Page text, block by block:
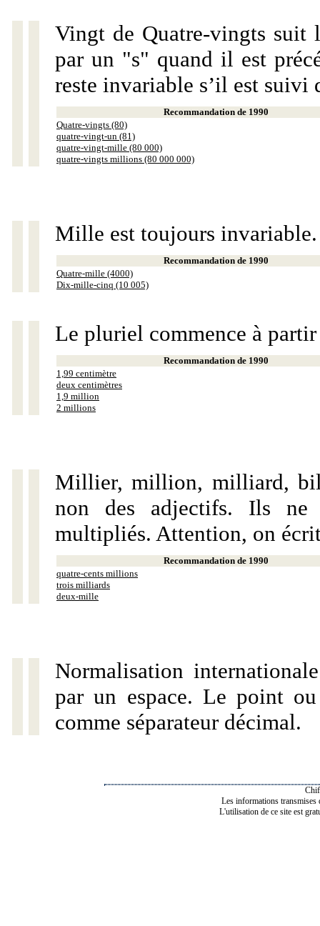
Vingt de Quatre-vingts suit
par un "s" quand il est
reste invariable s’il est suivi
Recommandation de 1990
Quatre-vingts (80)
quatre-vingt-un (81)
quatre-vingt-mille (80 000)
quatre-vingts millions (80 000 000)
Mille est toujours invariable.
Recommandation de 1990
Quatre-mille (4000)
Dix-mille-cinq (10 005)
Le pluriel commence à
Recommandation de 1990
1,99 centimètre
deux centimètres
1,9 million
2 millions
Millier, million, milliard,
non des adjectifs. Ils ne
multipliés. Attention, on
Recommandation de 1990
quatre-cents millions
trois milliards
deux-mille
Normalisation
par un espace. Le point
comme séparateur décimal.
Les informations transmises
L'utilisation de ce site est